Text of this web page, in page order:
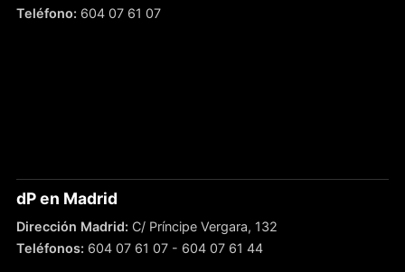
Teléfono: 604 07 61 07
dP en Madrid
Dirección Madrid: C/ Príncipe Vergara, 132
Teléfonos: 604 07 61 07- 604 07 61 44